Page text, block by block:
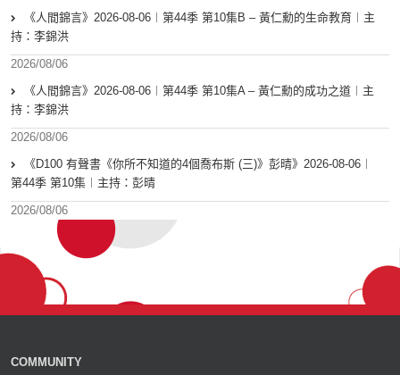
《人間錦言》2026-08-06︱第44季 第10集B – 黃仁勳的生命教育︱主
持：李錦洪
2026/08/06
《人間錦言》2026-08-06︱第44季 第10集A – 黃仁勳的成功之道︱主
持：李錦洪
2026/08/06
《D100 有聲書《你所不知道的4個喬布斯 (三)》彭晴》2026-08-06︱
第44季 第10集︱主持：彭晴
2026/08/06
COMMUNITY